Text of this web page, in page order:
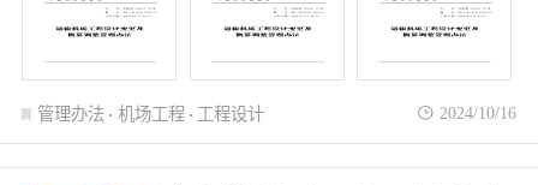
管理办法 机场工程 工程设计 2024/10/16